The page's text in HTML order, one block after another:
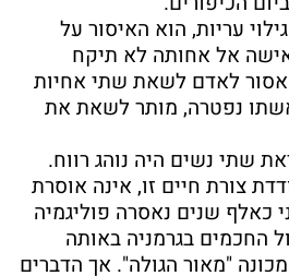
עריות, הוא האיסור על
אל אחותה לא תיקח
לאדם לשאת שתי אחיות
נפטרה, מותר לשאת את
שתי נשים היה נוהג רווח.
צורת חיים זו, אינה אוסרת
כאלף שנים נאסרה פוליגמיה
החכמים בגרמניה באותה
"מאור הגולה". אך הדברים